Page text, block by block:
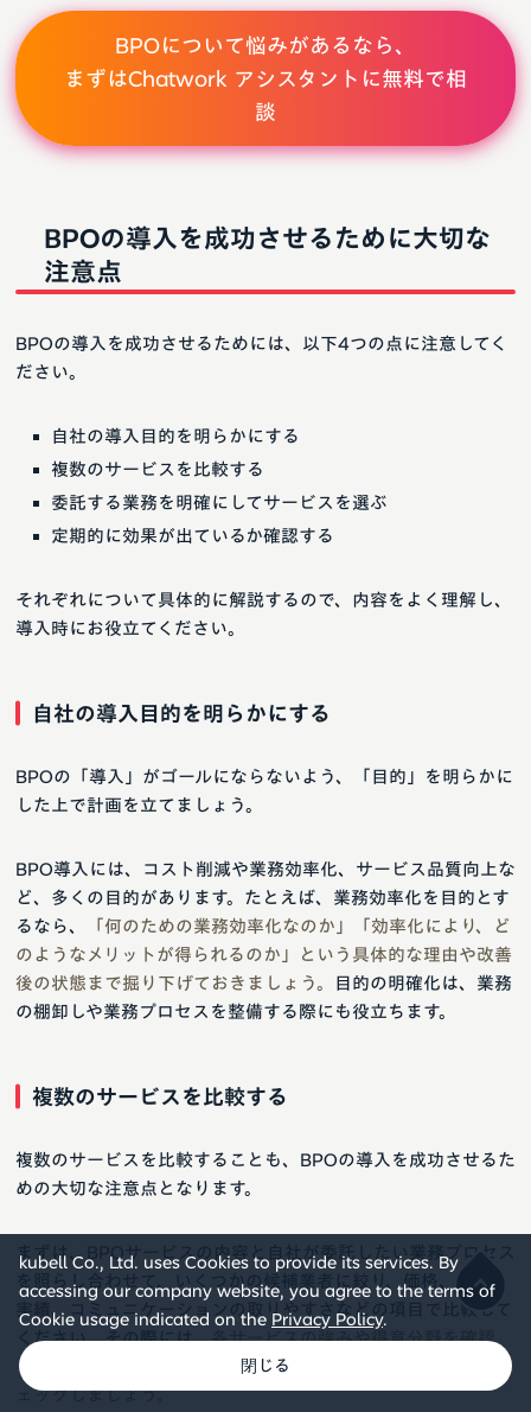
kubell Co., Ltd. uses Cookies to provide its services. By
accessing our company website, you agree to the terms of
Cookie usage indicated on the Privacy Policy.
BPOについて悩みがあるなら、
まずはChatwork アシスタントに無料で相
談
BPOの導入を成功させるために大切な
注意点
BPOの導入を成功させるためには、以下4つの点に注意してく
ださい。
自社の導入目的を明らかにする
複数のサービスを比較する
委託する業務を明確にしてサービスを選ぶ
定期的に効果が出ているか確認する
それぞれについて具体的に解説するので、内容をよく理解し、
導入時にお役立てください。
自社の導入目的を明らかにする
BPOの「導入」がゴールにならないよう、「目的」を明らかに
した上で計画を立てましょう。
BPO導入には、コスト削減や業務効率化、サービス品質向上な
ど、多くの目的があります。たとえば、業務効率化を目的とす
るなら、
「何のための業務効率化なのか」「効率化により、ど
のようなメリットが得られるのか」という具体的な理由や改善
後の状態まで掘り下げておきましょう。
目的の明確化は、業務
の棚卸しや業務プロセスを整備する際にも役立ちます。
複数のサービスを比較する
複数のサービスを比較することも、BPOの導入を成功させるた
めの大切な注意点となります。
まずは、BPOサービスの内容と自社が委託したい業務プロセス
を照らし合わせて、いくつかの候補業者に絞り、価格、体制、
実績、コミュニケーションの取りやすさなどの項目で比較して
ください。その際には、各サービスの強みや得意分野を確認
し、自社の目的を達成できるか、コストが見合っているかもチ
ェックしましょう。